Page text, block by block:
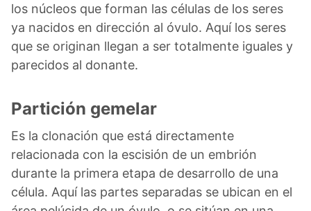
los núcleos que forman las células de los seres
ya nacidos en dirección al óvulo. Aquí los seres
que se originan llegan a ser totalmente iguales y
parecidos al donante.
Partición gemelar
Es la clonación que está directamente
relacionada con la escisión de un embrión
durante la primera etapa de desarrollo de una
célula. Aquí las partes separadas se ubican en el